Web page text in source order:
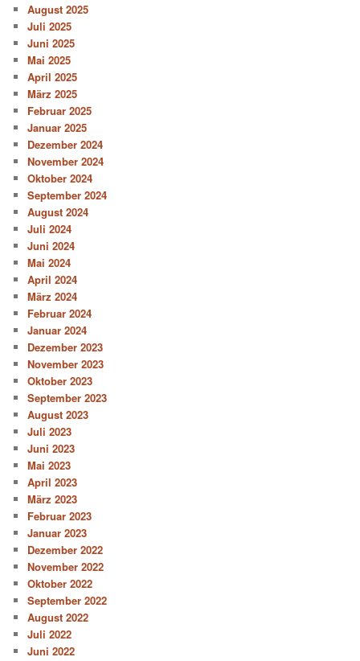
August 2025
Juli 2025
Juni 2025
Mai 2025
April 2025
März 2025
Februar 2025
Januar 2025
Dezember 2024
November 2024
Oktober 2024
September 2024
August 2024
Juli 2024
Juni 2024
Mai 2024
April 2024
März 2024
Februar 2024
Januar 2024
Dezember 2023
November 2023
Oktober 2023
September 2023
August 2023
Juli 2023
Juni 2023
Mai 2023
April 2023
März 2023
Februar 2023
Januar 2023
Dezember 2022
November 2022
Oktober 2022
September 2022
August 2022
Juli 2022
Juni 2022